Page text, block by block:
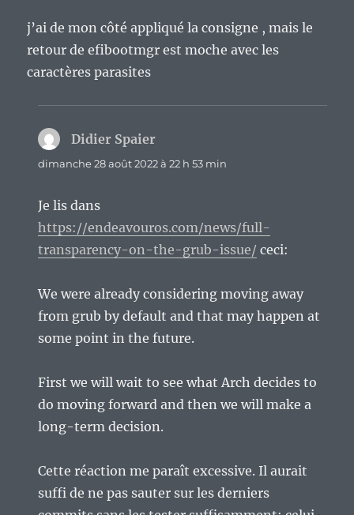
j’ai de mon côté appliqué la consigne , mais le
retour de efibootmgr est moche avec les
caractères parasites
Didier Spaier
dimanche 28 août 2022 à 22 h 53 min
Je lis dans
https://endeavouros.com/news/full-
transparency-on-the-grub-issue/ ceci:
We were already considering moving away
from grub by default and that may happen at
some point in the future.
First we will wait to see what Arch decides to
do moving forward and then we will make a
long-term decision.
Cette réaction me paraît excessive. Il aurait
suffi de ne pas sauter sur les derniers